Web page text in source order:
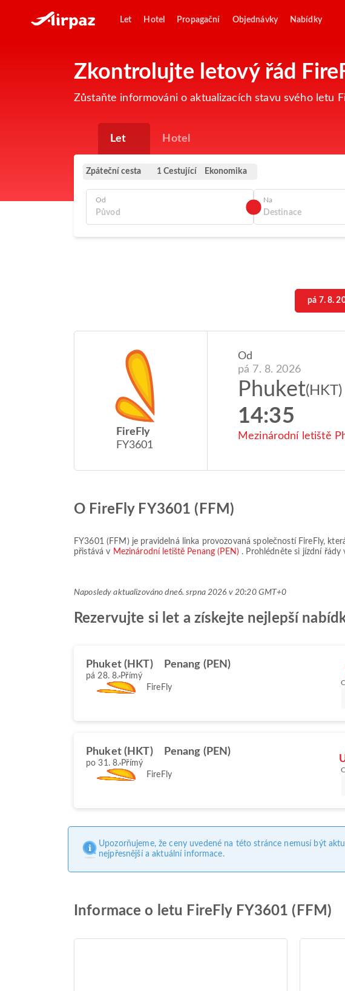
Let Hotel Propagační Objednávky Nabídky
Zkontrolujte letový řád
Zůstaňte informováni o aktualizacích stavu svého letu
Let Hotel
Zpáteční cesta 1 Cestující Ekonomika
Od Na
pá 7. 8.
FireFly
FY3601
Od
pá 7. 8. 2026
Phuket(HKT)
14:35
Mezinárodní letiště
O FireFly FY3601 (FFM)
FY3601 ( FFM ) je pravidelná linka provozovaná společností FireFly,
přistává v Mezinárodní letiště Penang (PEN) . Prohlédněte si jízdní
Naposledy aktualizováno dne6. srpna 2026 v 20:20 GMT+0
Rezervujte si let a získejte nejlepší
Phuket (HKT) Penang (PEN)
pá 28. 8. Přímý
FireFly
Phuket (HKT) Penang (PEN)
po 31. 8. Přímý
FireFly
Upozorňujeme, že ceny uvedené na této stránce nemusí být
nejpřesnější a aktuální informace.
Informace o letu FireFly FY3601 (FFM)